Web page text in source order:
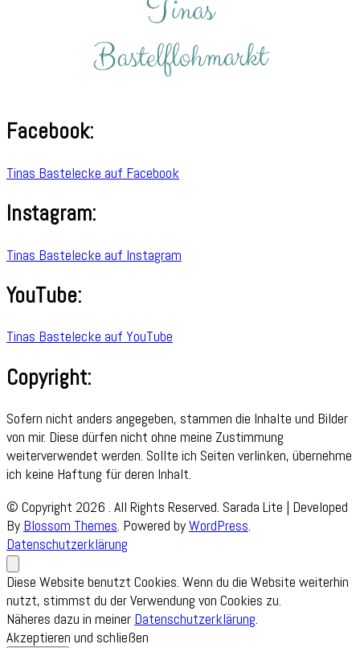
Facebook:
Tinas Bastelecke auf Facebook
Instagram:
Tinas Bastelecke auf Instagram
YouTube:
Tinas Bastelecke auf YouTube
Copyright:
Sofern nicht anders angegeben, stammen die Inhalte und Bilder
von mir. Diese dürfen nicht ohne meine Zustimmung
weiterverwendet werden. Sollte ich Seiten verlinken, übernehme
ich keine Haftung für deren Inhalt.
© Copyright 2026 . All Rights Reserved. Sarada Lite | Developed
By Blossom Themes. Powered byWordPress.
Datenschutzerklärung
Diese Website benutzt Cookies. Wenn du die Website weiterhin
nutzt, stimmst du der Verwendung von Cookies zu.
Näheres dazu in meiner Datenschutzerklärung.
Akzeptieren und schließen